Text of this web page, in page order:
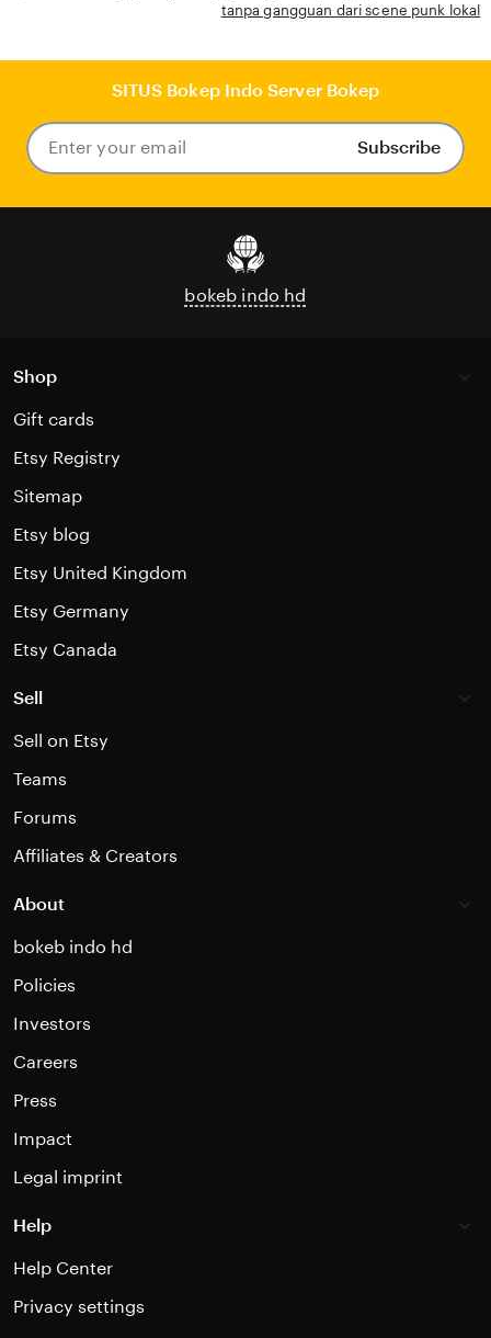
tanpa gangguan dari scene punk lokal
SITUS Bokep Indo Server Bokep
Enter
your
Subscribe
bokeb indo hd
Shop
Gift cards
Etsy Registry
Sitemap
Etsy blog
Etsy United Kingdom
Etsy Germany
Etsy Canada
Sell
Sell on Etsy
Teams
Forums
Affiliates & Creators
About
bokeb indo hd
Policies
Investors
Careers
Press
Impact
Legal imprint
Help
Help Center
Privacy settings